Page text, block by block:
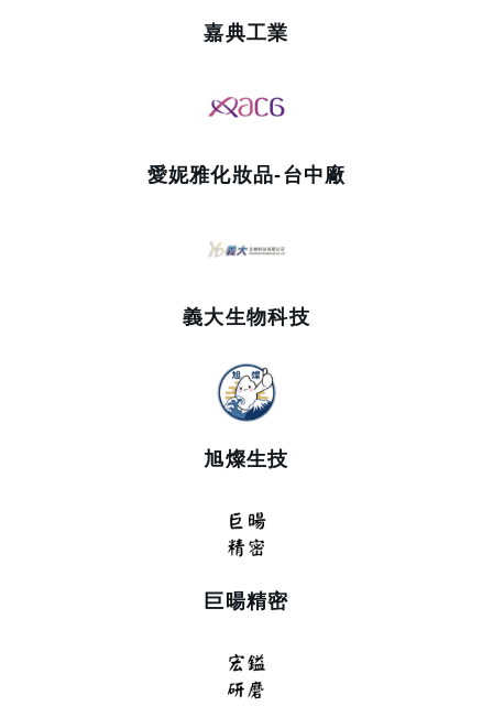
嘉典工業
愛妮雅化妝品-台中廠
義大生物科技
旭燦生技
巨暘精密